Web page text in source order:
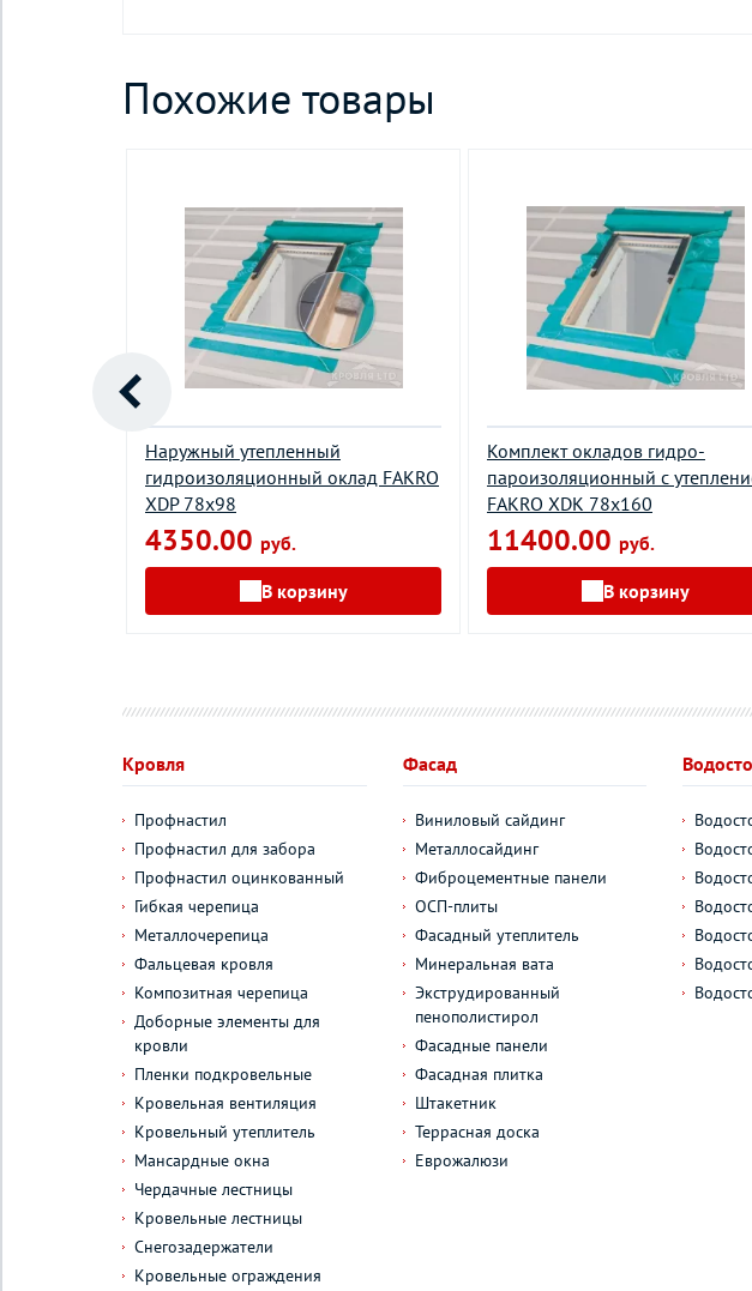
Похожие товары
Наружный утепленный
гидроизоляционный оклад FAKRO
XDP 78х98
4350.00 руб.
В корзину
Комплект окладов гидро-
пароизоляционный c
FAKRO XDK 78х160
11400.00 руб.
В корзину
Кровля
Профнастил
Профнастил для забора
Профнастил оцинкованный
Гибкая черепица
Металлочерепица
Фальцевая кровля
Композитная черепица
Доборные элементы для
кровли
Пленки подкровельные
Кровельная вентиляция
Кровельный утеплитель
Мансардные окна
Чердачные лестницы
Кровельные лестницы
Снегозадержатели
Кровельные ограждения
Фасад
Виниловый сайдинг
Металлосайдинг
Фиброцементные панели
ОСП-плиты
Фасадный утеплитель
Минеральная вата
Экструдированный
пенополистирол
Фасадные панели
Фасадная плитка
Штакетник
Террасная доска
Еврожалюзи